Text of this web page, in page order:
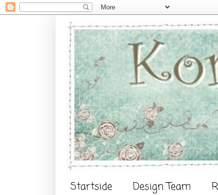
Startside Design Team